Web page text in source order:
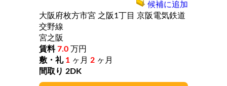
大阪府枚方市宮 之阪1丁目 京阪電気鉄道
交野線
宮之阪
7.0 万円
1 ヶ月 2 ヶ月
2DK
候補に追加